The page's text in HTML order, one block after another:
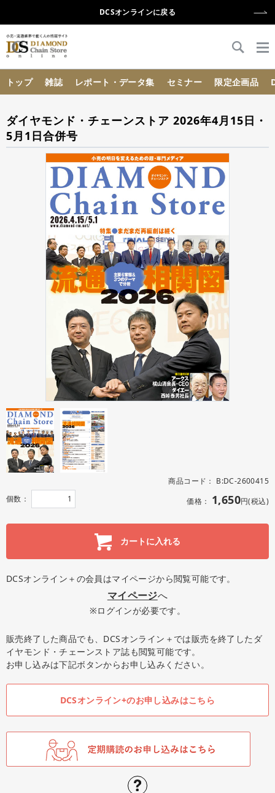
DCSオンラインに戻る
トップ 雑誌 レポート・データ集 セミナー 限定企画品
ダイヤモンド・チェーンストア 2026年4月15日・
5月1日合併号
商品コード： B:DC-2600415
価格： 1,650円(税込)
個数：
カートに入れる
DCSオンライン＋の会員はマイページから閲覧可能です。
マイページへ
※ログインが必要です。
販売終了した商品でも、DCSオンライン＋では販売を終了したダ
イヤモンド・チェーンストア誌も閲覧可能です。
お申し込みは下記ボタンからお申し込みください。
DCSオンライン+のお申し込みはこちら